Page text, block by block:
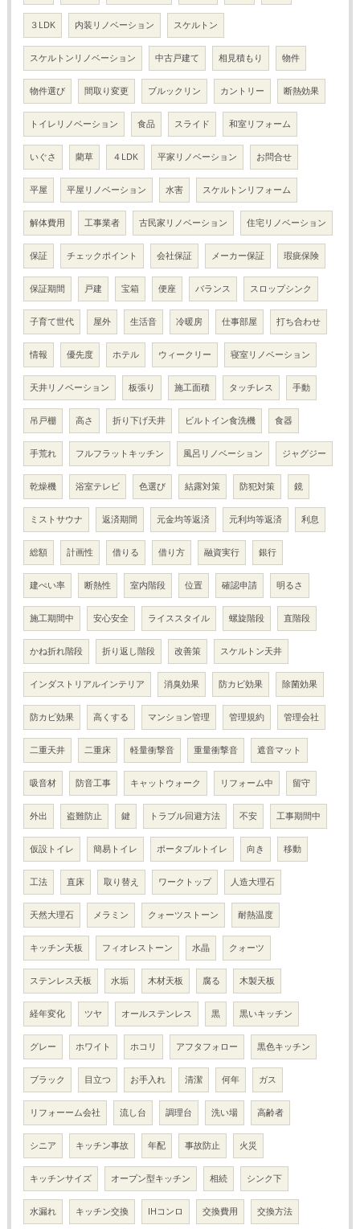
３LDK 内装リノベーション スケルトン
スケルトンリノベーション 中古戸建て 相見積もり 物件
物件選び 間取り変更 ブルックリン カントリー 断熱効果
トイレリノベーション 食品 スライド 和室リフォーム
いぐさ 藺草 ４LDK 平家リノベーション お問合せ
平屋 平屋リノベーション 水害 スケルトンリフォーム
解体費用 工事業者 古民家リノベーション 住宅リノベーション
保証 チェックポイント 会社保証 メーカー保証 瑕疵保険
保証期間 戸建 宝箱 便座 バランス スロップシンク
子育て世代 屋外 生活音 冷暖房 仕事部屋 打ち合わせ
情報 優先度 ホテル ウィークリー 寝室リノベーション
天井リノベーション 板張り 施工面積 タッチレス 手動
吊戸棚 高さ 折り下げ天井 ビルトイン食洗機 食器
手荒れ フルフラットキッチン 風呂リノベーション ジャグジー
乾燥機 浴室テレビ 色選び 結露対策 防犯対策 鏡
ミストサウナ 返済期間 元金均等返済 元利均等返済 利息
総額 計画性 借りる 借り方 融資実行 銀行
建ぺい率 断熱性 室内階段 位置 確認申請 明るさ
施工期間中 安心安全 ライススタイル 螺旋階段 直階段
かね折れ階段 折り返し階段 改善策 スケルトン天井
インダストリアルインテリア 消臭効果 防カビ効果 除菌効果
防カビ効果 高くする マンション管理 管理規約 管理会社
二重天井 二重床 軽量衝撃音 重量衝撃音 遮音マット
吸音材 防音工事 キャットウォーク リフォーム中 留守
外出 盗難防止 鍵 トラブル回避方法 不安 工事期間中
仮設トイレ 簡易トイレ ポータブルトイレ 向き 移動
工法 直床 取り替え ワークトップ 人造大理石
天然大理石 メラミン クォーツストーン 耐熱温度
キッチン天板 フィオレストーン 水晶 クォーツ
ステンレス天板 水垢 木材天板 腐る 木製天板
経年変化 ツヤ オールステンレス 黒 黒いキッチン
グレー ホワイト ホコリ アフタフォロー 黒色キッチン
ブラック 目立つ お手入れ 清潔 何年 ガス
リフォーーム会社 流し台 調理台 洗い場 高齢者
シニア キッチン事故 年配 事故防止 火災
キッチンサイズ オープン型キッチン 相続 シンク下
水漏れ キッチン交換 IHコンロ 交換費用 交換方法